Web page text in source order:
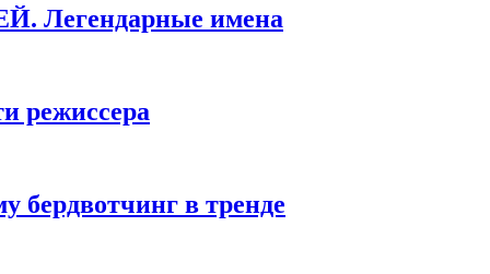
Легендарные имена
режиссера
бердвотчинг в тренде